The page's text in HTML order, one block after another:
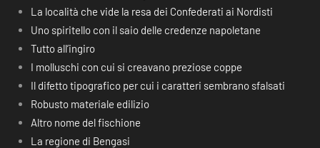
La località che vide la resa dei Confederati ai Nordisti
Uno spiritello con il saio delle credenze napoletane
Tutto all’ingiro
I molluschi con cui si creavano preziose coppe
Il difetto tipografico per cui i caratteri sembrano sfalsati
Robusto materiale edilizio
Altro nome del fischione
La regione di Bengasi